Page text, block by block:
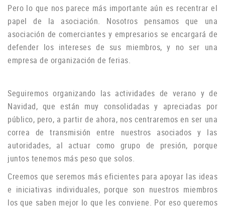
Pero lo que nos parece más importante aún es recentrar el
papel de la asociación. Nosotros pensamos que una
asociación de comerciantes y empresarios se encargará de
defender los intereses de sus miembros, y no ser una
empresa de organización de ferias.
Seguiremos organizando las actividades de verano y de
Navidad, que están muy consolidadas y apreciadas por
público, pero, a partir de ahora, nos centraremos en ser una
correa de transmisión entre nuestros asociados y las
autoridades, al actuar como grupo de presión, porque
juntos tenemos más peso que solos.
Creemos que seremos más eficientes para apoyar las ideas
e iniciativas individuales, porque son nuestros miembros
los que saben mejor lo que les conviene. Por eso queremos